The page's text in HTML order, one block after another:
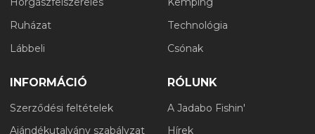
Ruházat
Lábbeli
Technológia
Csónak
INFORMÁCIÓ
Szerződési feltételek
Ajándékutalvány szabályzat
RÓLUNK
A Jadabo Fishin'
Hírek